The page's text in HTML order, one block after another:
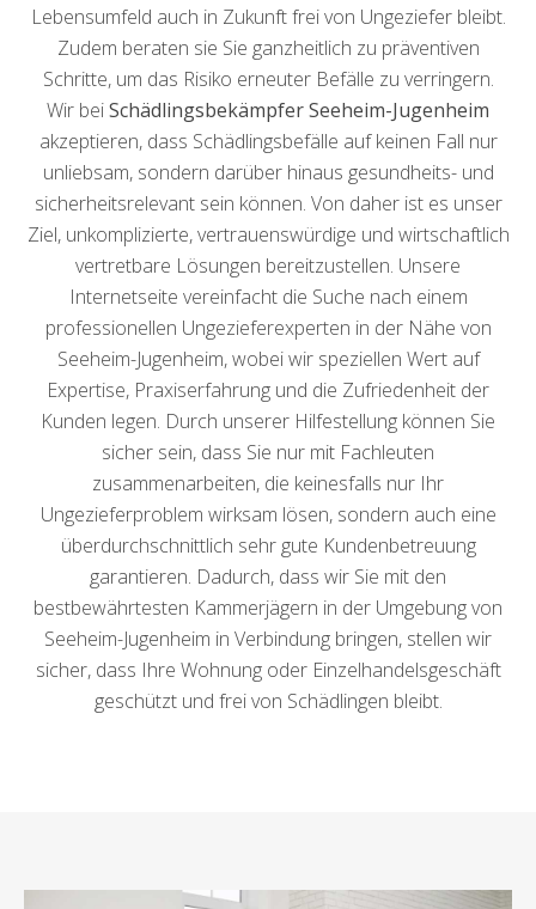
Lebensumfeld auch in Zukunft frei von Ungeziefer bleibt.
Zudem beraten sie Sie ganzheitlich zu präventiven
Schritte, um das Risiko erneuter Befälle zu verringern.
Wir beiSchädlingsbekämpfer Seeheim-Jugenheim
akzeptieren, dass Schädlingsbefälle auf keinen Fall nur
unliebsam, sondern darüber hinaus gesundheits- und
sicherheitsrelevant sein können. Von daher ist es unser
Ziel, unkomplizierte, vertrauenswürdige und wirtschaftlich
vertretbare Lösungen bereitzustellen. Unsere
Internetseite vereinfacht die Suche nach einem
professionellen Ungezieferexperten in der Nähe von
Seeheim-Jugenheim, wobei wir speziellen Wert auf
Expertise, Praxiserfahrung und die Zufriedenheit der
Kunden legen. Durch unserer Hilfestellung können Sie
sicher sein, dass Sie nur mit Fachleuten
zusammenarbeiten, die keinesfalls nur Ihr
Ungezieferproblem wirksam lösen, sondern auch eine
überdurchschnittlich sehr gute Kundenbetreuung
garantieren. Dadurch, dass wir Sie mit den
bestbewährtesten Kammerjägern in der Umgebung von
Seeheim-Jugenheim in Verbindung bringen, stellen wir
sicher, dass Ihre Wohnung oder Einzelhandelsgeschäft
geschützt und frei von Schädlingen bleibt.